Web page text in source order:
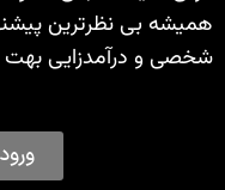
همیشه بی نظرترین
شخصی و درآمدزایی بهت